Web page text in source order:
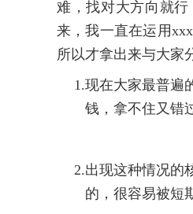
难，找对大方向就
来，我一直在运用
所以才拿出来与大家
1.现在大家最普遍
钱，拿不住又错
2.出现这种情况的
的，很容易被短